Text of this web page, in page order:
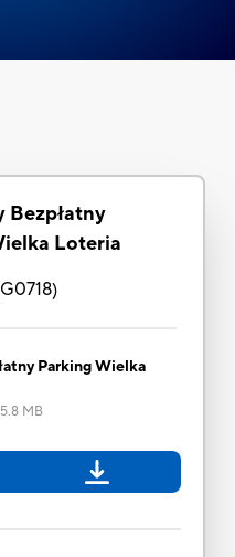
Bezpłatny
Loteria
G0718)
Parking Wielka
5.8 MB